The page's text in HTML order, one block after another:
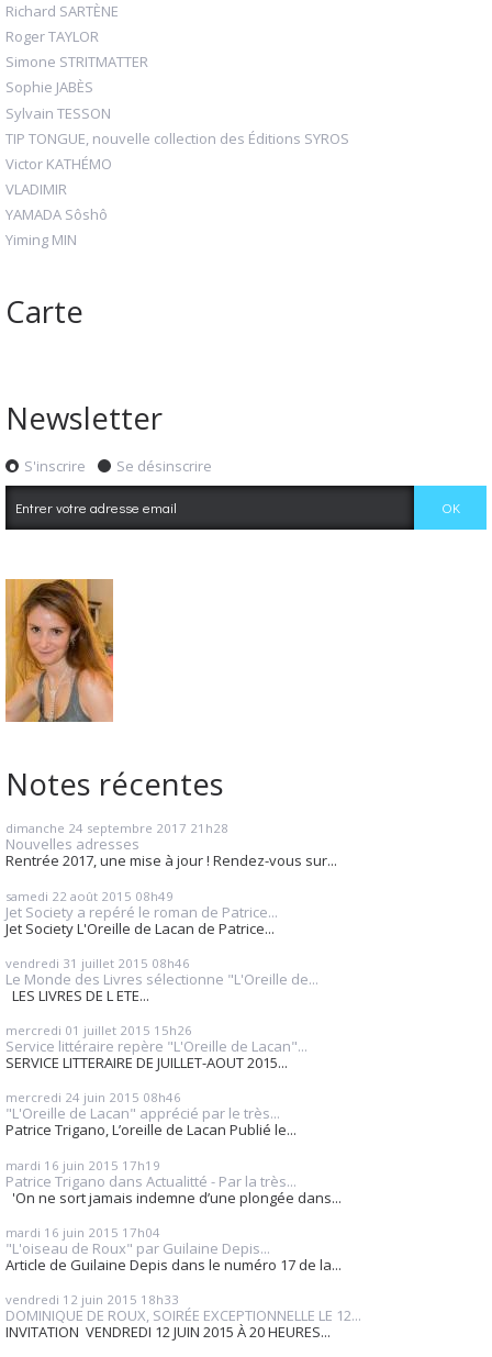
Richard SARTÈNE
Roger TAYLOR
Simone STRITMATTER
Sophie JABÈS
Sylvain TESSON
TIP TONGUE, nouvelle collection des Éditions SYROS
Victor KATHÉMO
VLADIMIR
YAMADA Sôshô
Yiming MIN
Carte
Newsletter
S'inscrire Se désinscrire
Notes récentes
dimanche 24 septembre 2017 21h28
Nouvelles adresses
Rentrée 2017, une mise à jour ! Rendez-vous sur...
samedi 22 août 2015 08h49
Jet Society a repéré le roman de Patrice...
Jet Society L'Oreille de Lacan de Patrice...
vendredi 31 juillet 2015 08h46
Le Monde des Livres sélectionne "L'Oreille de...
LES LIVRES DE L ETE...
mercredi 01 juillet 2015 15h26
Service littéraire repère "L'Oreille de Lacan"...
SERVICE LITTERAIRE DE JUILLET-AOUT 2015...
mercredi 24 juin 2015 08h46
"L'Oreille de Lacan" apprécié par le très...
Patrice Trigano, L’oreille de Lacan Publié le...
mardi 16 juin 2015 17h19
Patrice Trigano dans Actualitté - Par la très...
'On ne sort jamais indemne d’une plongée dans...
mardi 16 juin 2015 17h04
"L'oiseau de Roux" par Guilaine Depis...
Article de Guilaine Depis dans le numéro 17 de la...
vendredi 12 juin 2015 18h33
DOMINIQUE DE ROUX, SOIRÉE EXCEPTIONNELLE LE 12...
INVITATION VENDREDI 12 JUIN 2015 À 20 HEURES...